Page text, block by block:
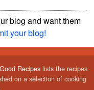
blog and want them
your blog!
Recipes lists the recipes
on a selection of cooking